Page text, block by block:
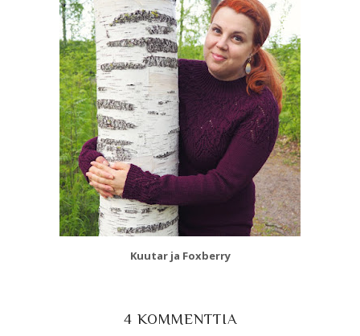
Kuutar ja Foxberry
4 KOMMENTTIA